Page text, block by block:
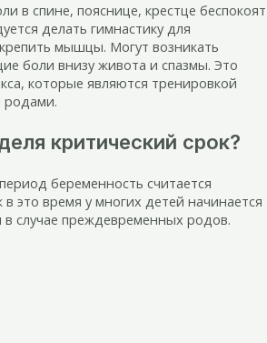
в спине, пояснице, крестце беспокоят
делать гимнастику для
мышцы. Могут возникать
боли внизу живота и спазмы. Это
которые являются тренировкой
родами.
критический срок?
беременность считается
в это время у многих детей начинается
случае преждевременных родов.